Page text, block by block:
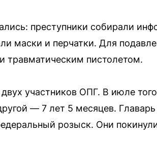
преступники собирали
маски и перчатки. Для
травматическим пистолетом.
участников ОПГ. В июле
— 7 лет 5 месяцев.
розыск. Они